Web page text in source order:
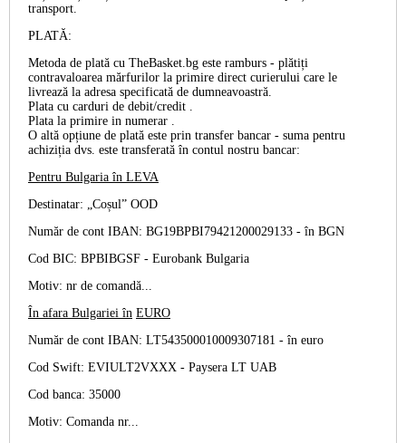
transport.
PLATĂ:
Metoda de plată cu TheBasket.bg este ramburs - plătiți
contravaloarea mărfurilor la primire direct curierului care le
livrează la adresa specificată de dumneavoastră.
Plata cu carduri de debit/credit
Plata la primire in numerar
O altă opțiune de plată este prin transfer bancar - suma pentru
achiziția dvs. este transferată în contul nostru bancar:
Pentru Bulgaria în LEVA
Destinatar: „Coșul” OOD
Număr de cont IBAN: BG19BPBI79421200029133 -în BGN
Cod BIC: BPBIBGSF - Eurobank Bulgaria
Motiv: nr de comandă...
În afara Bulgariei în EURO
Număr de cont IBAN: LT543500010009307181 -în euro
Cod Swift: EVIULT2VXXX - Paysera LT UAB
Cod banca: 35000
Motiv: Comanda nr...